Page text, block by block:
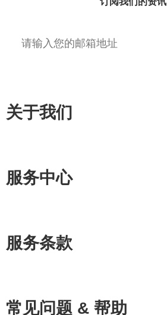
关于我们
服务中心
服务条款
常见问题 & 帮助